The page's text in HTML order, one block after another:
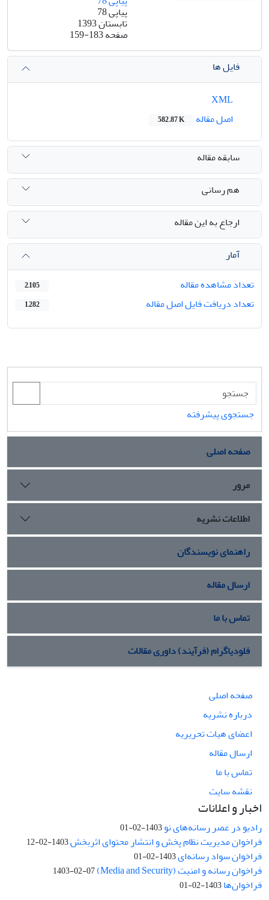
پیاپی 78
تابستان 1393
صفحه159-183
فایل ها
اصل مقاله
582.87 K
سابقه مقاله
هم رسانی
ارجاع به این مقاله
آمار
تعداد مشاهده مقاله
2,105
تعداد دریافت فایل اصل مقاله 1,282
جستجوی پیشرفته
صفحه اصلی
مرور
اطلاعات نشریه
راهنمای نویسندگان
ارسال مقاله
تماس با ما
فلودیاگرام (فرآیند) داوری مقالات
صفحه اصلی
درباره نشریه
اعضای هیات تحریریه
ارسال مقاله
تماس با ما
نقشه سایت
اخبار و اعلانات
رادیو در عصر رسانه‌های نو1403-02-01
فراخوان مدیریت نظام پخش و انتشار محتوای اثربخش1403-02-12
فراخوان سواد رسانه‌ای1403-02-01
فراخوان رسانه و امنیت (Media and Security) 1403-02-07
فراخوان‌ها1403-02-01